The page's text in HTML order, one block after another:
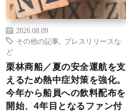
2026.08.09
その他の記事
プレスリリースな
ど
栗林商船／夏の安全運航を支
えるため熱中症対策を強化。
今年から船員への飲料配布を
開始、4年目となるファン付